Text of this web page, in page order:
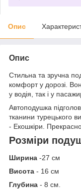
Опис
Опис
Стильна та зручна
комфорт у дорозі.
у водія, так і у
Автоподушка
тканини турецького
- Екошкіри.
Розміри
Ширина -27 см
Висота - 16 см
Глубина - 8 см.